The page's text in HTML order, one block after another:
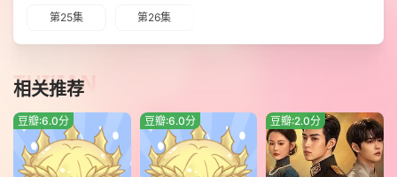
第25集 第26集
相关推荐
TUIJIAN
豆瓣:6.0分 豆瓣:6.0分 豆瓣:2.0分